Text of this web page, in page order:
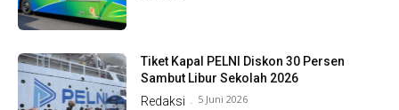
Tiket Kapal PELNI Diskon 30 Persen
Sambut Libur Sekolah 2026
Redaksi - 5 Juni 2026